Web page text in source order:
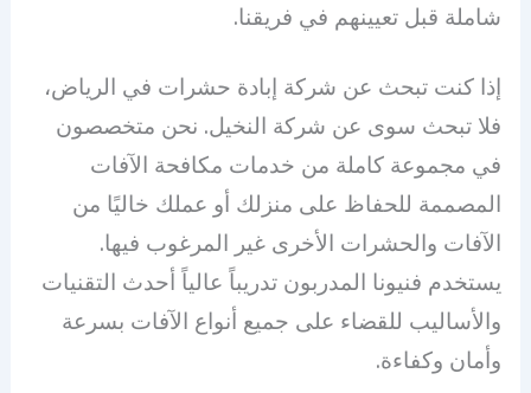
شاملة قبل تعيينهم في فريقنا.
إذا كنت تبحث عن شركة إبادة حشرات في الرياض،
فلا تبحث سوى عن شركة النخيل. نحن متخصصون
في مجموعة كاملة من خدمات مكافحة الآفات
المصممة للحفاظ على منزلك أو عملك خاليًا من
الآفات والحشرات الأخرى غير المرغوب فيها.
يستخدم فنيونا المدربون تدريباً عالياً أحدث التقنيات
والأساليب للقضاء على جميع أنواع الآفات بسرعة
وأمان وكفاءة.